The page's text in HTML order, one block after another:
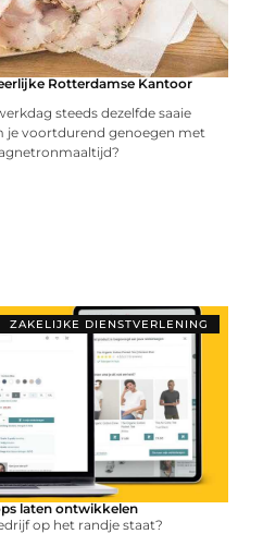
Rotterdamse Kantoor
steeds dezelfde saaie
je voortdurend genoegen met
ZAKELIJKE DIENSTVERLENING
laten ontwikkelen
op het randje staat?